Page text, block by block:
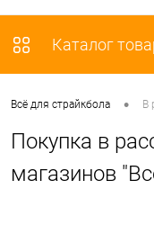
Каталог
Всё для страйкбола • В
Покупка в
магазинов